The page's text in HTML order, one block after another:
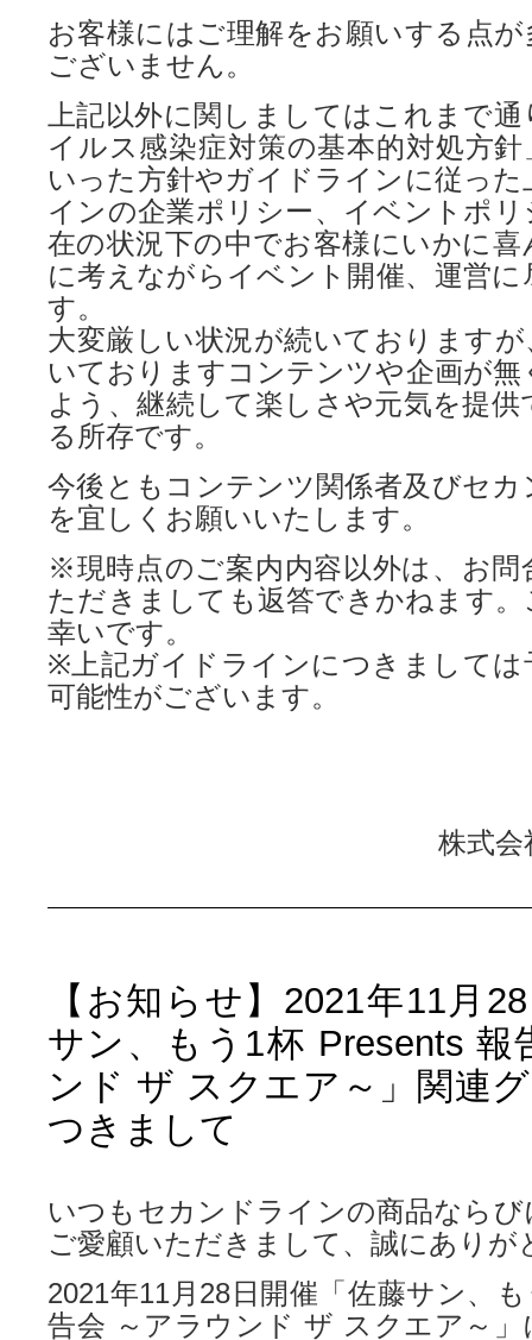
お客様にはご理解をお願いする点
ございません。
上記以外に関しましてはこれまで
イルス感染症対策の基本的対処方
いった方針やガイドラインに従っ
インの企業ポリシー、イベントポ
在の状況下の中でお客様にいかに
に考えながらイベント開催、運営
す。
大変厳しい状況が続いております
いておりますコンテンツや企画が
よう、継続して楽しさや元気を提
る所存です。
今後ともコンテンツ関係者及びセ
を宜しくお願いいたします。
※現時点のご案内内容以外は、お問
ただきましても返答できかねます
幸いです。
※上記ガイドラインにつきましては
可能性がございます。
株式
【お知らせ】2021年11月
サン、もう1杯 Presents 報
ンド ザ スクエア～」関連
つきまして
いつもセカンドラインの商品なら
ご愛顧いただきまして、誠にありが
2021年11月28日開催「佐藤サン、
告会 ～アラウンド ザ スクエア～